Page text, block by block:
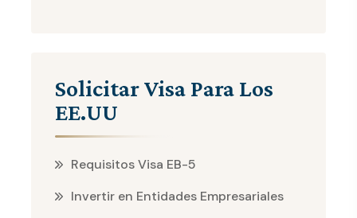
Solicitar Visa Para Los
EE.UU
Requisitos Visa EB-5
Invertir en Entidades Empresariales